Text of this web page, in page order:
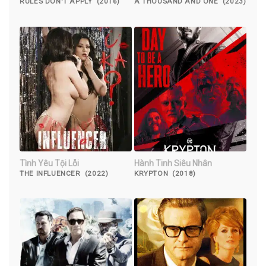
Tình Yêu Tội Lỗi
THE INFLUENCER (2022)
Hành Tinh Siêu Nhân
KRYPTON (2018)